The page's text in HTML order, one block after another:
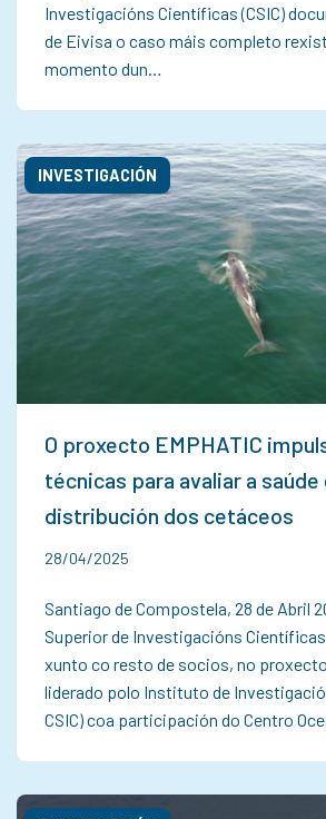
Investigacións Científicas (CSIC)
de Eivisa o caso máis completo
momento dun…
O proxecto EMPHATIC
técnicas para avaliar a saúde
distribución dos cetáceos
INVESTIGACIÓN
28/04/2025
Santiago de Compostela, 28 de Abril
Superior de Investigacións Científicas
xunto co resto de socios, no proxecto
liderado polo Instituto de
CSIC) coa participación do Centro